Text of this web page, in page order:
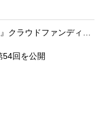
54回を公開